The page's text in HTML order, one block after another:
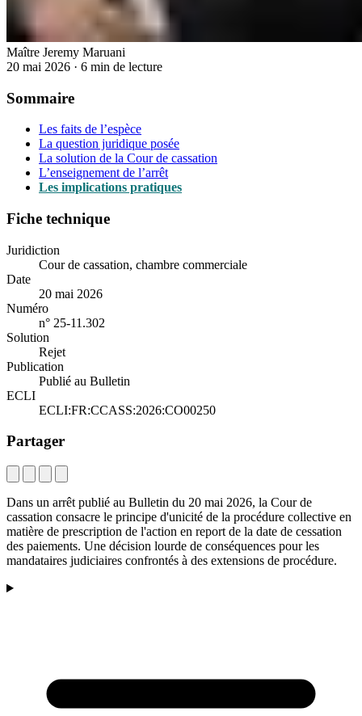
Maître Jeremy Maruani
20 mai 2026 · 6 min de lecture
Sommaire
Les faits de l’espèce
La question juridique posée
La solution de la Cour de cassation
L’enseignement de l’arrêt
Les implications pratiques
Fiche technique
Juridiction
Cour de cassation, chambre commerciale
Date
20 mai 2026
Numéro
n° 25-11.302
Solution
Rejet
Publication
Publié au Bulletin
ECLI
ECLI:FR:CCASS:2026:CO00250
Partager
Dans un arrêt publié au Bulletin du 20 mai 2026, la Cour de
cassation consacre le principe d'unicité de la procédure collective en
matière de prescription de l'action en report de la date de cessation
des paiements. Une décision lourde de conséquences pour les
mandataires judiciaires confrontés à des extensions de procédure.